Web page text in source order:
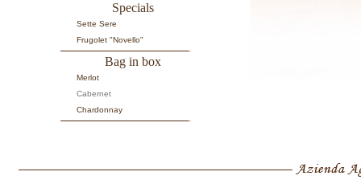
Specials
Sette Sere
Frugolet "Novello"
Bag in box
Merlot
Cabernet
Chardonnay